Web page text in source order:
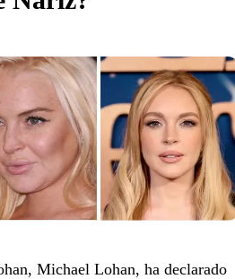
Michael Lohan, ha declarado